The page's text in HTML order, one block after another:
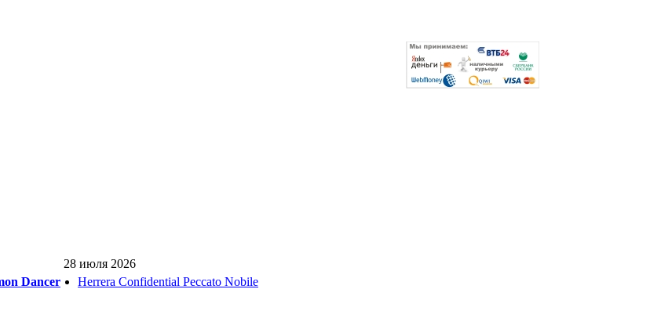
Dancer
28 июля 2026
Herrera Confidential Peccato Nobile